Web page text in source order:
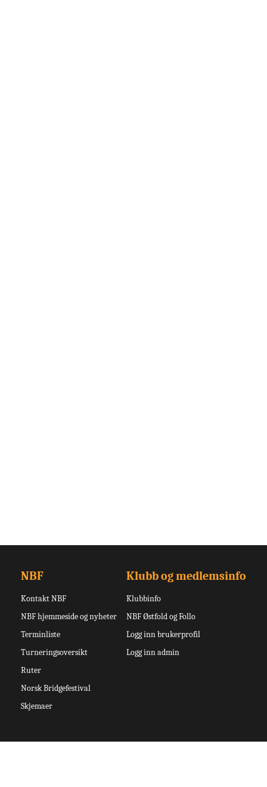
NBF
Kontakt NBF
NBF hjemmeside og nyheter
Terminliste
Turneringsoversikt
Ruter
Norsk Bridgefestival
Skjemaer
Klubb og medlemsinfo
Klubbinfo
NBF Østfold og Follo
Logg inn brukerprofil
Logg inn admin